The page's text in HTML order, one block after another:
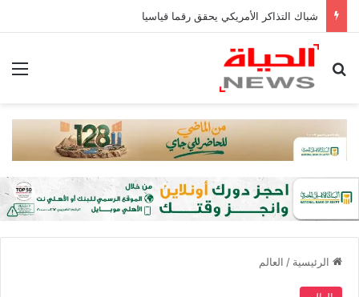
شباك التذاكر الأمريكي يحقق رقما قياسيا
بحث عن
الرئيسية / العالم